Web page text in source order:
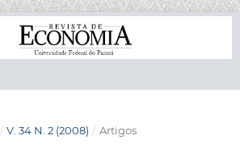
/ V. 34 N. 2 (2008) / Artigos